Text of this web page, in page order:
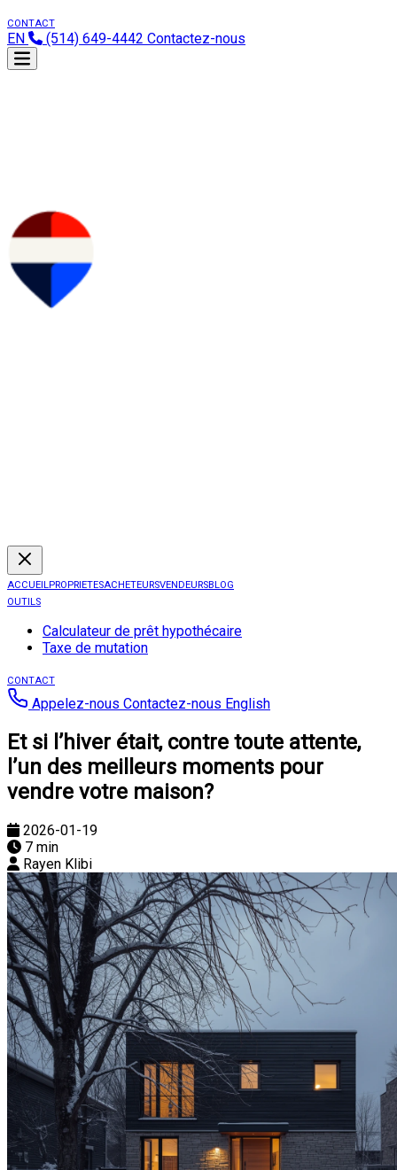
CONTACT
EN (514) 649-4442 Contactez-nous
ACCUEILPROPRIETESACHETEURSVENDEURSBLOG
OUTILS
Calculateur de prêt hypothécaire
Taxe de mutation
CONTACT
Appelez-nous Contactez-nous English
Et si l’hiver était, contre toute attente,
l’un des meilleurs moments pour
vendre votre maison?
2026-01-19
7 min
Rayen Klibi